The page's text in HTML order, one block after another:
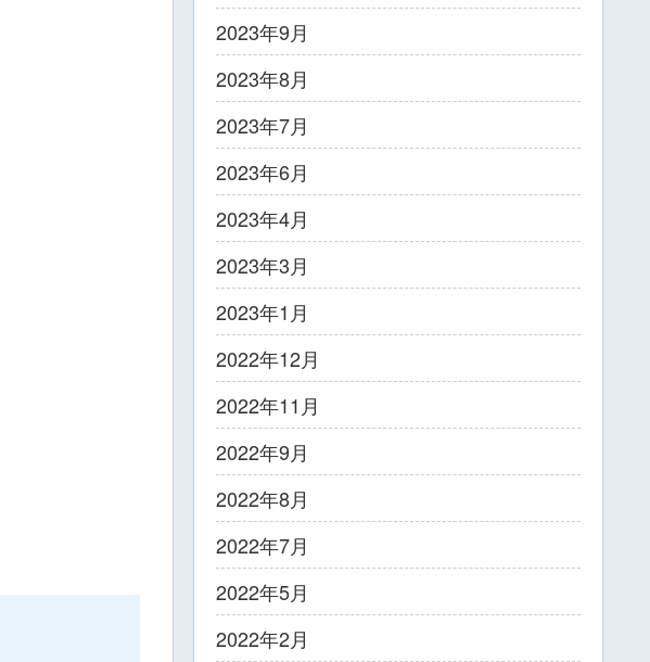
2023年9月
2023年8月
2023年7月
2023年6月
2023年4月
2023年3月
2023年1月
2022年12月
2022年11月
2022年9月
2022年8月
2022年7月
2022年5月
2022年2月